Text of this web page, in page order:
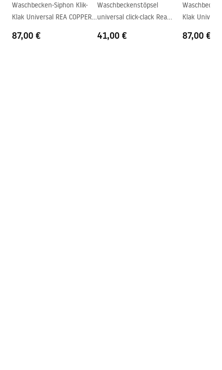
Armaturloch
Nicht
Waschbecken-Siphon Klik-
Klak Universal REA COPPER
87,00 €
Waschbeckenstöpsel
universal click-clack Rea
41,00 €
Klak
87,00 €